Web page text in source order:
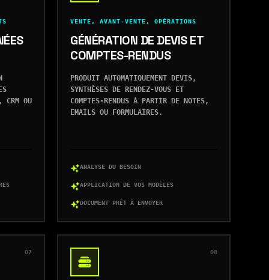
CRM OU
VENTE, AVANT-VENTE, OPÉRATIONS
GÉNÉRATION DE DEVIS ET
COMPTES-RENDUS
PRODUIT AUTOMATIQUEMENT DEVIS,
SYNTHÈSES DE RENDEZ-VOUS ET
COMPTES-RENDUS À PARTIR DE NOTES,
EMAILS OU FORMULAIRES.
ANALYSE DU BESOIN
APPLICATION DE VOS MODÈLES
DOCUMENT PRÊT À ENVOYER
07 08